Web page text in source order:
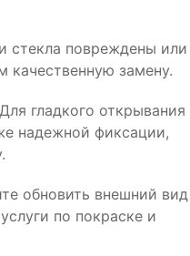
стекла повреждены или
качественную замену.
гладкого открывания
надежной фиксации,
обновить внешний вид
по покраске и